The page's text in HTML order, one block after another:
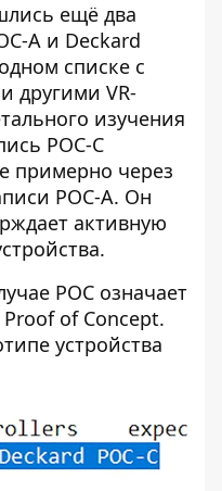
ещё два
A и Deckard
списке с
другими VR-
изучения
POC-C
примерно через
POC-A. Он
активную
POC означает
of Concept.
устройства